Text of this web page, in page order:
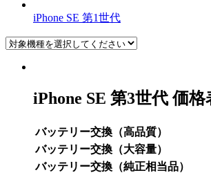
iPhone SE 第1世代
iPhone SE 第3世代価格
バッテリー交換（高品質）
バッテリー交換（大容量）
バッテリー交換（純正相当品）